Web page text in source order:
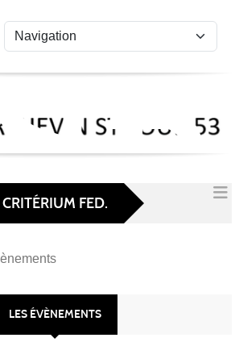
CRITÉRIUM FED.
LES ÉVÈNEMENTS
cookies